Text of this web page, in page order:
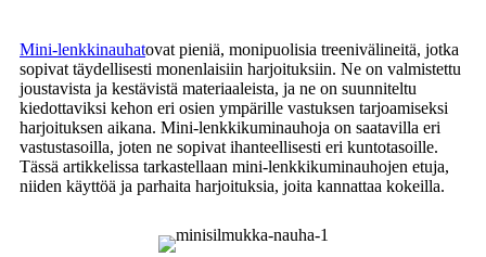
Mini-lenkkinauhatovat pieniä, monipuolisia treenivälineitä, jotka
sopivat täydellisesti monenlaisiin harjoituksiin. Ne on valmistettu
joustavista ja kestävistä materiaaleista, ja ne on suunniteltu
kiedottaviksi kehon eri osien ympärille vastuksen tarjoamiseksi
harjoituksen aikana. Mini-lenkkikuminauhoja on saatavilla eri
vastustasoilla, joten ne sopivat ihanteellisesti eri kuntotasoille.
Tässä artikkelissa tarkastellaan mini-lenkkikuminauhojen etuja,
niiden käyttöä ja parhaita harjoituksia, joita kannattaa kokeilla.